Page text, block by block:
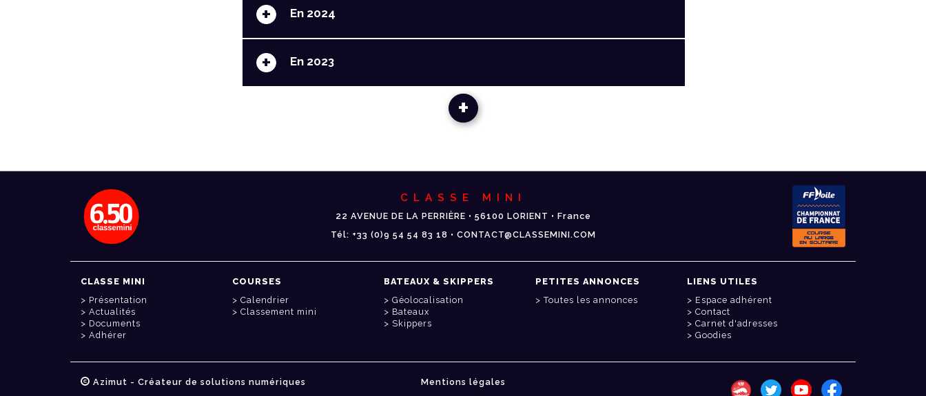
+ En 2024
+ En 2023
+
CLASSE MINI
22 AVENUE DE LA PERRIÈRE • 56100 LORIENT • France
Tél: +33 (0)9 54 54 83 18 • CONTACT@CLASSEMINI.COM
CLASSE MINI
Présentation
Actualités
Documents
Adhérer
COURSES
Calendrier
Classement mini
BATEAUX & SKIPPERS
Géolocalisation
Bateaux
Skippers
PETITES ANNONCES
Toutes les annonces
LIENS UTILES
Espace adhérent
Contact
Carnet d'adresses
Goodies
Azimut - Créateur de solutions numériques Mentions légales